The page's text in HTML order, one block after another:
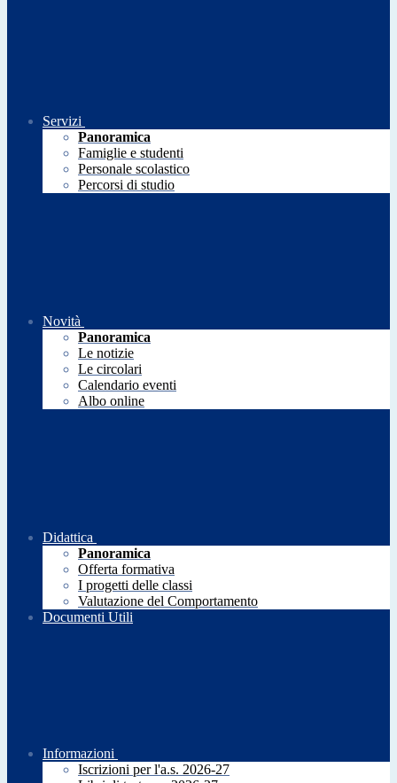
Servizi
Panoramica
Famiglie e studenti
Personale scolastico
Percorsi di studio
Novità
Panoramica
Le notizie
Le circolari
Calendario eventi
Albo online
Didattica
Panoramica
Offerta formativa
I progetti delle classi
Valutazione del Comportamento
Documenti Utili
Informazioni
Iscrizioni per l'a.s. 2026-27